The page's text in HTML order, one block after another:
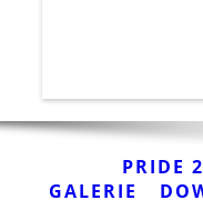
PRIDE
GALERIE